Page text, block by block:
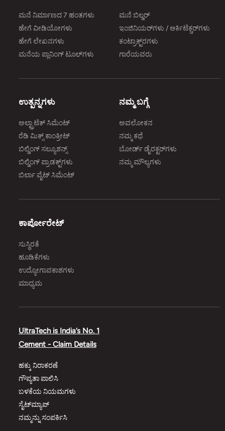
ಮನೆ ನಿರ್ಮಾಣದ 7 ಹಂತಗಳು
ಹೇಗೆ ವೀಡಿಯೋಗಳು
ಹೇಗೆ ಲೇಖನಗಳು
ಮನೆಯ ಪ್ಲಾನಿಂಗ್‌ ಟೂಲ್‌ಗಳು
ಮನೆ ಬಿಲ್ಡರ್
ಇಂಜಿನಿಯರ್‌ಗಳು / ಆರ್ಕಿಟೆಕ್ಚರ್‌ಗಳು
ಕಂಟ್ರಾಕ್ಟ್‌ರಗಳು
ಗಾರೆಯವರು
ಉತ್ಪನ್ನಗಳು
ಅಲ್ಟ್ರಾಟೆಕ್‌ ಸಿಮೆಂಟ್‌
ರೆಡಿ ಮಿಕ್ಸ್‌ ಕಾಂಕ್ರೀಟ್‌
ಬಿಲ್ಡಿಂಗ್‌ ಸಲ್ಯೂಶನ್ಸ್‌
ಬಿಲ್ಡಿಂಗ್‌ ಪ್ರಾಡಕ್ಟ್‌ಗಳು
ಬಿರ್ಲಾ ವೈಟ್‌ ಸಿಮೆಂಟ್‌
ನಮ್ಮ ಬಗ್ಗೆ
ಅವಲೋಕನ
ನಮ್ಮ ಕಥೆ
ಬೋರ್ಡ್‌ ಡೈರಕ್ಟರ್‌ಗಳು
ನಮ್ಮ ಮೌಲ್ಯಗಳು
ಕಾರ್ಪೋರೇಟ್‌
ಸುಸ್ಥಿರತೆ
ಹೂಡಿಕೆಗಳು
ಉದ್ಯೋಗಾವಕಾಶಗಳು
ಮಾಧ್ಯಮ
UltraTech is India’s No. 1
Cement - Claim Details
ಹಕ್ಕು ನಿರಾಕರಣೆ
ಗೌಪ್ಯತಾ ಪಾಲಿಸಿ
ಬಳಕೆಯ ನಿಯಮಗಳು
ಸೈಟ್‌ಮ್ಯಾಪ್‌
ನಮ್ಮನ್ನು ಸಂಪರ್ಕಿಸಿ